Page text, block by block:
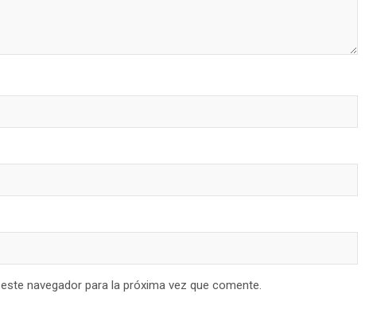
navegador para la próxima vez que comente.